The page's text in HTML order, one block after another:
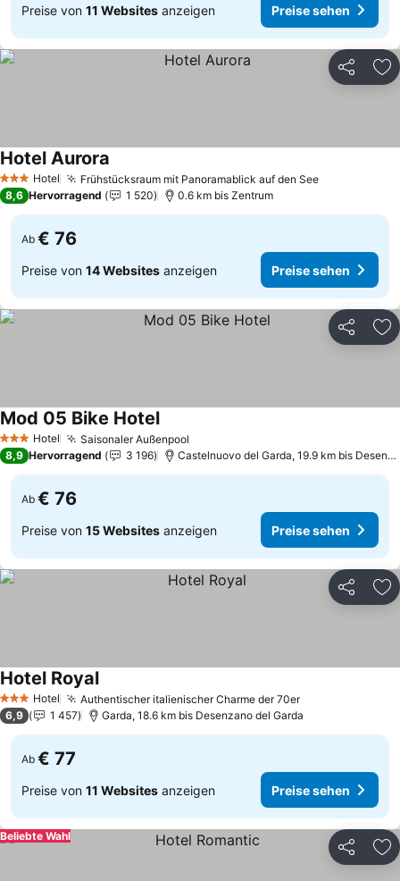
Preise von 11 Websites anzeigen Preise sehen
Teilen
3 SterneHotel Frühstücksraum mit Panoramablick auf den SeePreise
Hotel Aurora
8,6 Hervorragend 1 520 0.6 km bis Zentrum
Ab € 76
Preise von 14 Websites anzeigen Preise sehen
Teilen
3 SterneHotel Saisonaler Außenpool
Mod 05 Bike HotelPreise sehen
8,9 Hervorragend 3 196 Castelnuovo del Garda, 19.9 km bis
Ab € 76
Preise von 15 Websites anzeigen Preise sehen
Teilen
3 SterneHotel Authentischer italienischer Charme der 70erPreise sehen
Hotel RoyalPreise sehen
6,9 1 457 Garda, 18.6 km bis Desenzano del Garda
Ab € 77
Preise von 11 Websites anzeigen Preise sehen
Teilen
Beliebte Wahl